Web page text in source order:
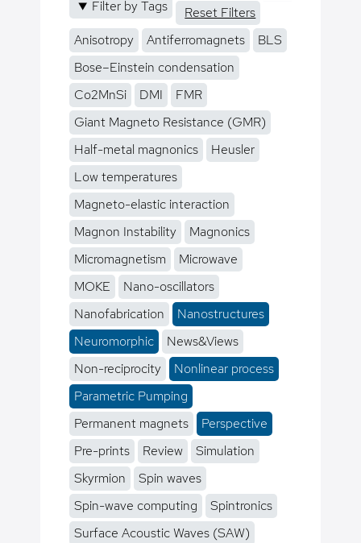
Filter by Tags
Reset Filters
Anisotropy
Antiferromagnets
BLS
Bose–Einstein condensation
Co2MnSi
DMI
FMR
Giant Magneto Resistance (GMR)
Half-metal magnonics
Heusler
Low temperatures
Magneto-elastic interaction
Magnon Instability
Magnonics
Micromagnetism
Microwave
MOKE
Nano-oscillators
Nanofabrication
Nanostructures
Neuromorphic
News&Views
Non-reciprocity
Nonlinear process
Parametric Pumping
Permanent magnets
Perspective
Pre-prints
Review
Simulation
Skyrmion
Spin waves
Spin-wave computing
Spintronics
Surface Acoustic Waves (SAW)